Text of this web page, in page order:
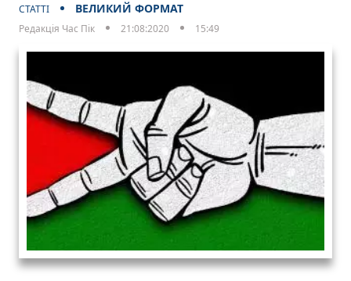
СТАТТІ ВЕЛИКИЙ ФОРМАТ
Редакція Час Пік 21:08:2020 15:49